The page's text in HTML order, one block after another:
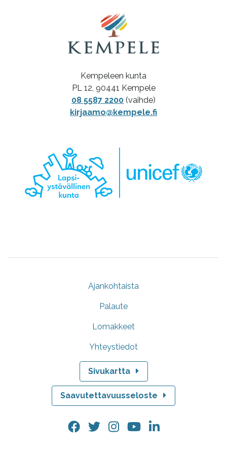
Kempeleen kunta
PL 12, 90441 Kempele
08 5587 2200 (vaihde)
kirjaamo@kempele.fi
Ajankohtaista
Palaute
Lomakkeet
Yhteystiedot
Sivukartta
Saavutettavuusseloste
Facebook.
Twitter.
Instagram.
YouTube.
LinkedIn.